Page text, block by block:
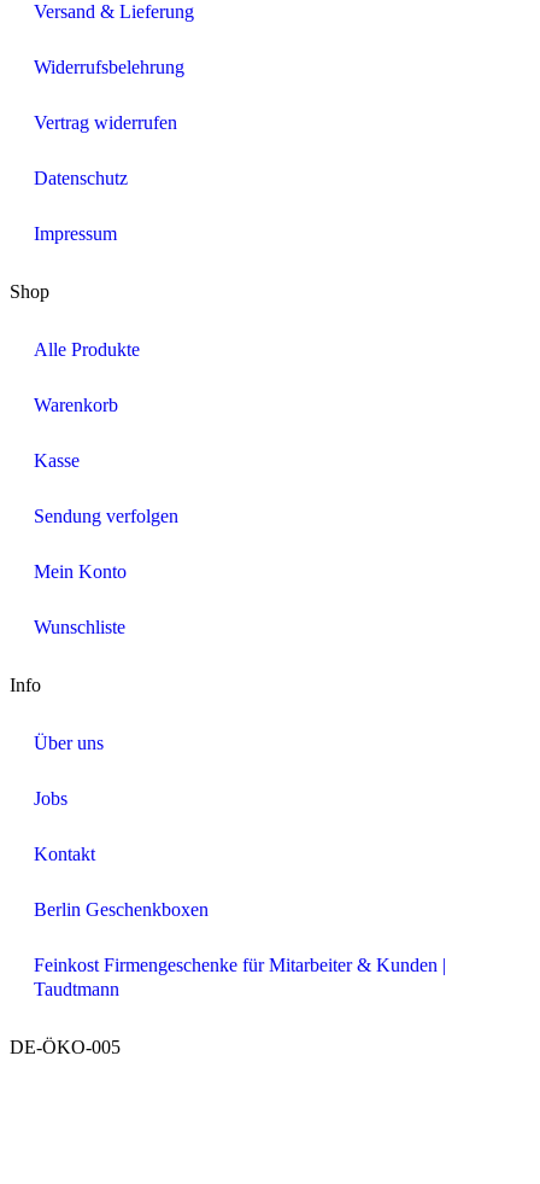
Versand & Lieferung
Widerrufsbelehrung
Vertrag widerrufen
Datenschutz
Impressum
Shop
Alle Produkte
Warenkorb
Kasse
Sendung verfolgen
Mein Konto
Wunschliste
Info
Über uns
Jobs
Kontakt
Berlin Geschenkboxen
Feinkost Firmengeschenke für Mitarbeiter & Kunden |
Taudtmann
DE-ÖKO-005